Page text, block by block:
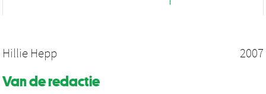
Hillie Hepp 2007
Van de redactie